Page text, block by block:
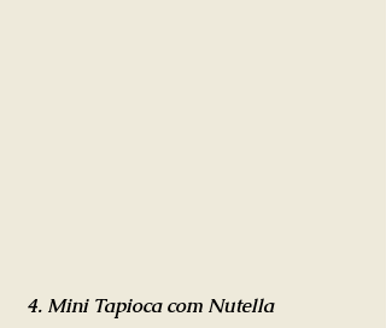
4. Mini Tapioca com Nutella